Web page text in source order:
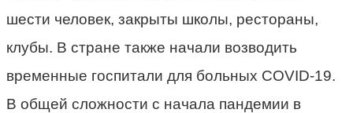
шести человек, закрыты школы, рестораны,
клубы. В стране также начали возводить
временные госпитали для больных COVID-19.
В общей сложности с начала пандемии в